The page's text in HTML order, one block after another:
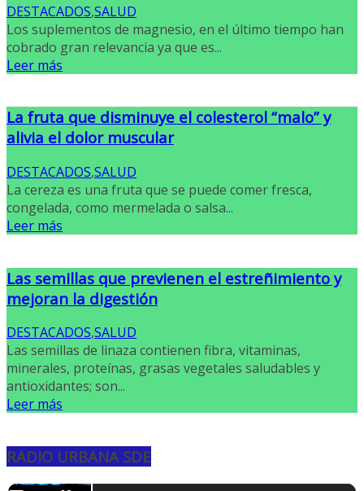
DESTACADOS,SALUD
Los suplementos de magnesio, en el último tiempo han
cobrado gran relevancia ya que es...
Leer más
La fruta que disminuye el colesterol “malo” y
alivia el dolor muscular
DESTACADOS,SALUD
La cereza es una fruta que se puede comer fresca,
congelada, como mermelada o salsa...
Leer más
Las semillas que previenen el estreñimiento y
mejoran la digestión
DESTACADOS,SALUD
Las semillas de linaza contienen fibra, vitaminas,
minerales, proteínas, grasas vegetales saludables y
antioxidantes; son...
Leer más
RADIO URBANA SDE